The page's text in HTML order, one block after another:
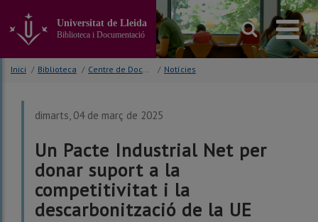
contingut
principal
Universitat de Lleida
Biblioteca i Documentació
Inici / Biblioteca / Centre de Documentació Europea (CDE) / Notícies
dimarts, 04 de març de 2025
Un Pacte Industrial Net per
donar suport a la
competitivitat i la
descarbonització de la UE